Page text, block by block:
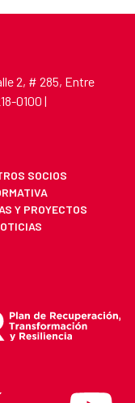
2, # 285, Entre
0100 |
SOCIOS
Y PROYECTOS